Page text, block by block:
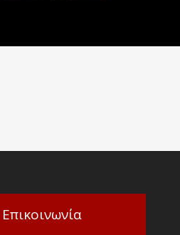
Επικοινωνία